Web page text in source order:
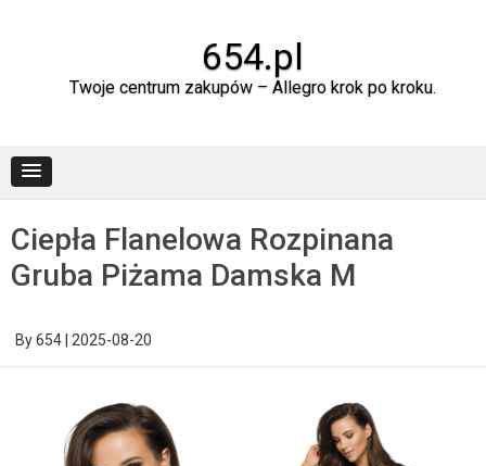
654.pl
Twoje centrum zakupów – Allegro krok po kroku.
Ciepła Flanelowa Rozpinana
Gruba Piżama Damska M
By654 2025-08-20